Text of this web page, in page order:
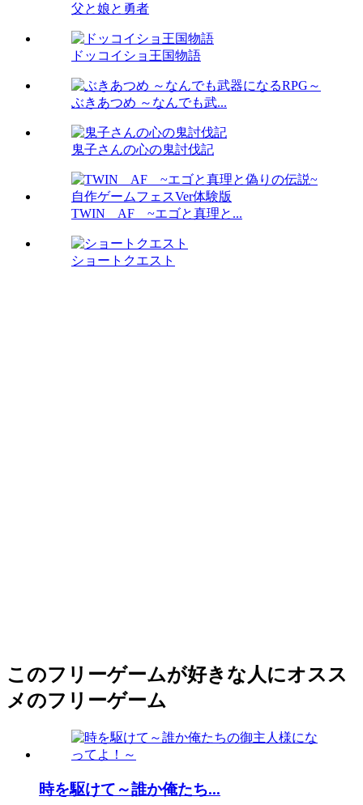
父と娘と勇者
ドッコイショ王国物語
ぶきあつめ ～なんでも武...
鬼子さんの心の鬼討伐記
TWIN AF ~エゴと真理と...
ショートクエスト
このフリーゲームが好きな人にオスス
メのフリーゲーム
時を駆けて～誰か俺たち...